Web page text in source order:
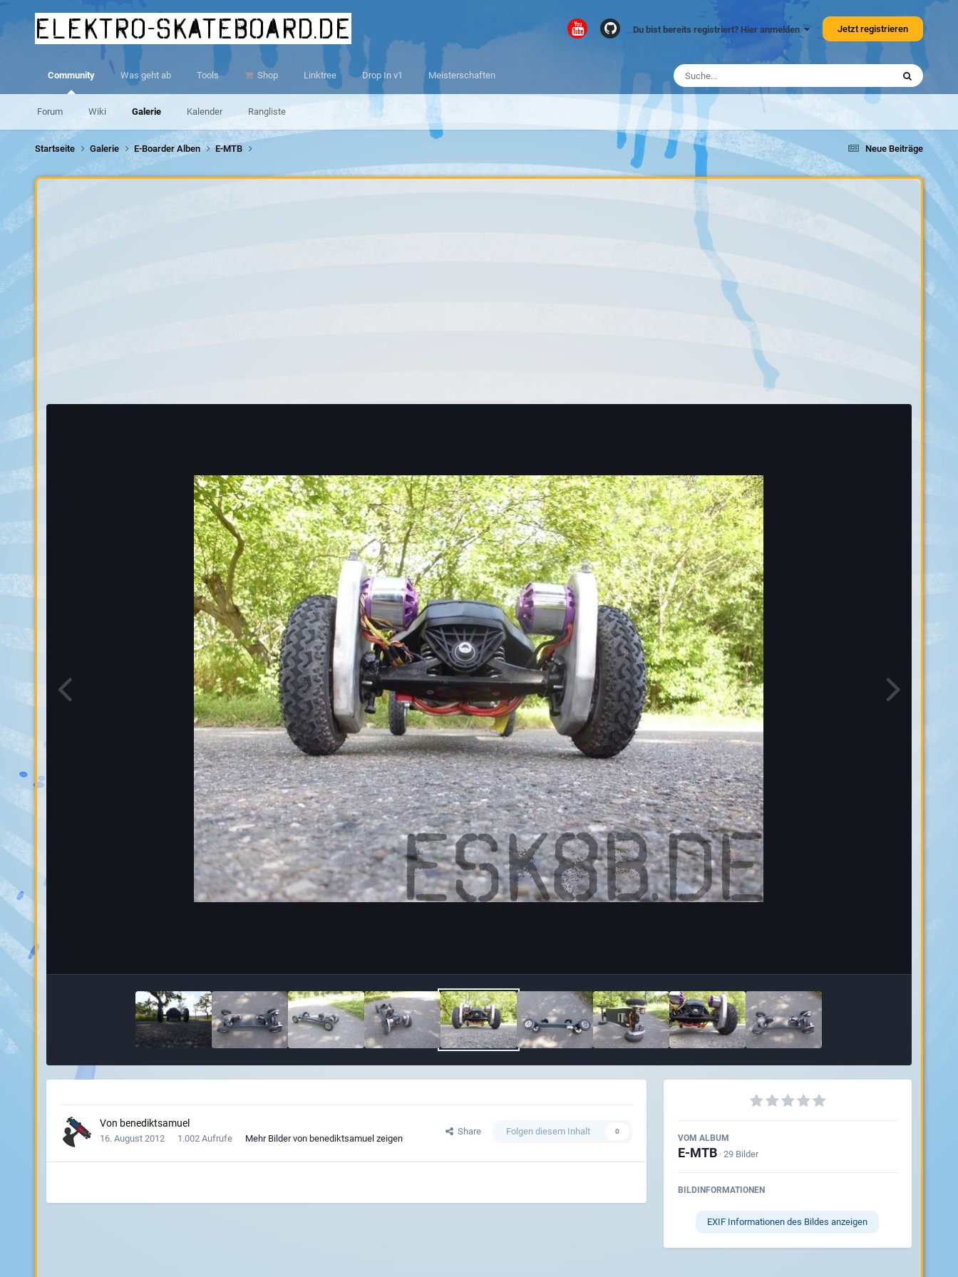
elektro-skateboard.de Du bist bereits registriert? Hier anmelden Jetzt registrieren
Community
Forum Wiki Galerie Kalender Rangliste
Was geht ab Tools Shop Linktree Drop In v1 Meisterschaften
Neue Beiträge
Startseite Galerie E-Boarder Alben E-MTB
Von benediktsamuel
16. August 2012 1.002 Aufrufe Mehr Bilder von benediktsamuel zeigen
Share Folgen diesem Inhalt 0
VOM ALBUM
E-MTB · 29 Bilder
BILDINFORMATIONEN
EXIF Informationen des Bildes anzeigen